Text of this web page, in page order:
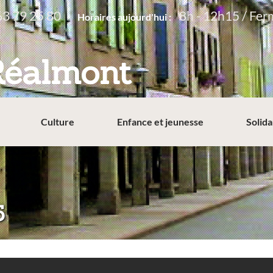
79 25 80 Horaires aujourd'hui : 8h - 12h15 /
Culture Enfance et jeunesse